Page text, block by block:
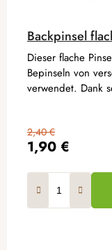
Backpinsel
1,90 €
2,40 €
Dieser flache
Bepinseln von
verwendet. Dank